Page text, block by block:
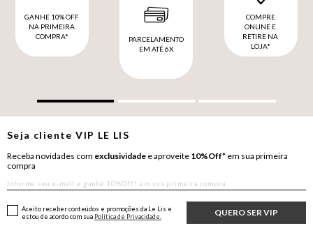
GANHE 10% OFF
NA PRIMEIRA
COMPRA*
PARCELAMENTO
EM ATÉ 6X
COMPRE
ONLINE E
RETIRE NA
LOJA*
Seja clienteVIP LE LIS
Receba novidades com exclusividade e aproveite 10%Off* em sua primeira
compra
QUERO SER VIP
Aceito receber conteúdos e promoções da Le Lis e
estou de acordo com sua Política de Privacidade.